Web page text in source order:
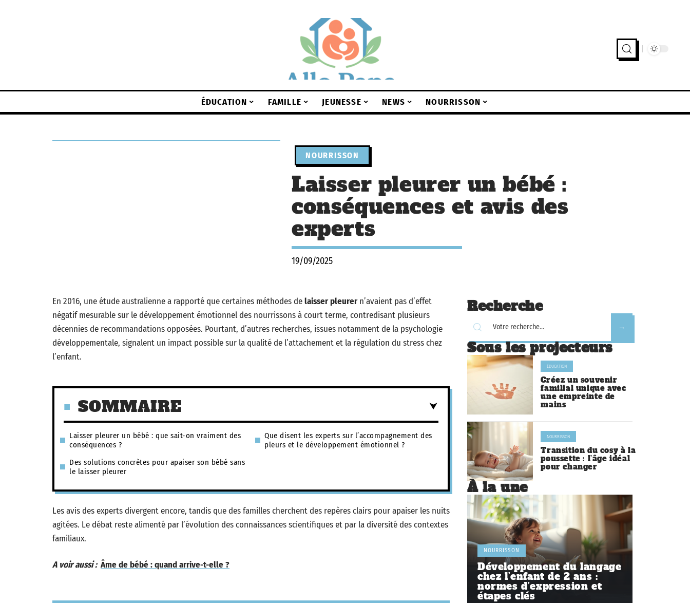
ÉDUCATION FAMILLE JEUNESSE NEWS NOURRISSON
NOURRISSON
Laisser pleurer un bébé :
conséquences et avis des
experts
19/09/2025
En 2016, une étude australienne a rapporté que certaines méthodes delaisser pleurern’avaient pas d’effet
négatif mesurable sur le développement émotionnel des nourrissons à court terme, contredisant plusieurs
décennies de recommandations opposées. Pourtant, d’autres recherches, issues notamment de la psychologie
développementale, signalent un impact possible sur la qualité de l’attachement et la régulation du stress chez
l’enfant.
SOMMAIRE
Laisser pleurer un bébé : que sait-on vraiment des
conséquences ?
Que disent les experts sur l’accompagnement des
pleurs et le développement émotionnel ?
Des solutions concrètes pour apaiser son bébé sans
le laisser pleurer
Les avis des experts divergent encore, tandis que des familles cherchent des repères clairs pour apaiser les nuits
agitées. Le débat reste alimenté par l’évolution des connaissances scientifiques et par la diversité des contextes
familiaux.
A voir aussi : Âme de bébé : quand arrive-t-elle ?
Recherche
Sous les projecteurs
ÉDUCATION
Créez un souvenir
familial unique avec
une empreinte de
mains
NOURRISSON
Transition du cosy à la
poussette : l’âge idéal
pour changer
À la une
NOURRISSON
Développement du langage
chez l’enfant de 2 ans :
normes d’expression et
étapes clés